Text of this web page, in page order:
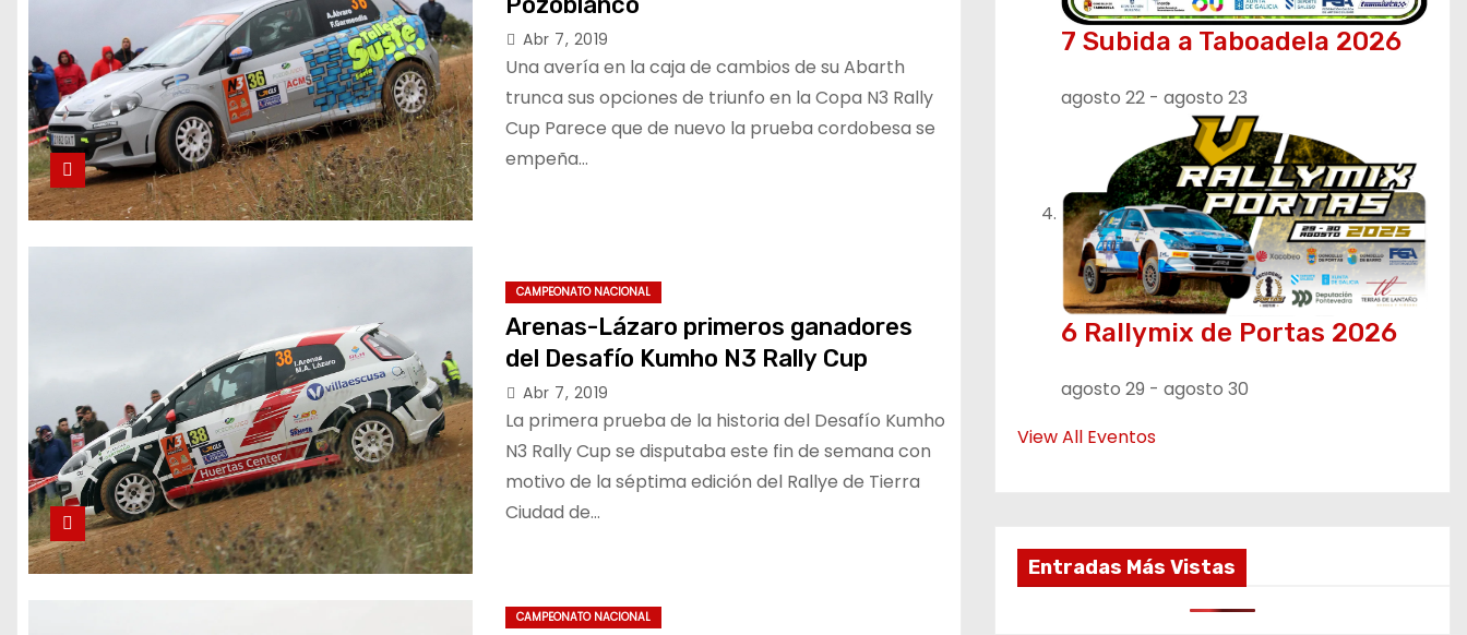
Abr 7, 2019
Una avería en la caja de cambios de su Abarth
trunca sus opciones de triunfo en la Copa N3 Rally
Cup Parece que de nuevo la prueba cordobesa se
empeña…
CAMPEONATO NACIONAL
Arenas-Lázaro primeros ganadores
del Desafío Kumho N3 Rally Cup
Abr 7, 2019
La primera prueba de la historia del Desafío Kumho
N3 Rally Cup se disputaba este fin de semana con
motivo de la séptima edición del Rallye de Tierra
Ciudad de…
CAMPEONATO NACIONAL
7 Subida a Taboadela 2026
agosto 22 - agosto 23
6 Rallymix de Portas 2026
agosto 29 - agosto 30
View All Eventos
Entradas Más Vistas